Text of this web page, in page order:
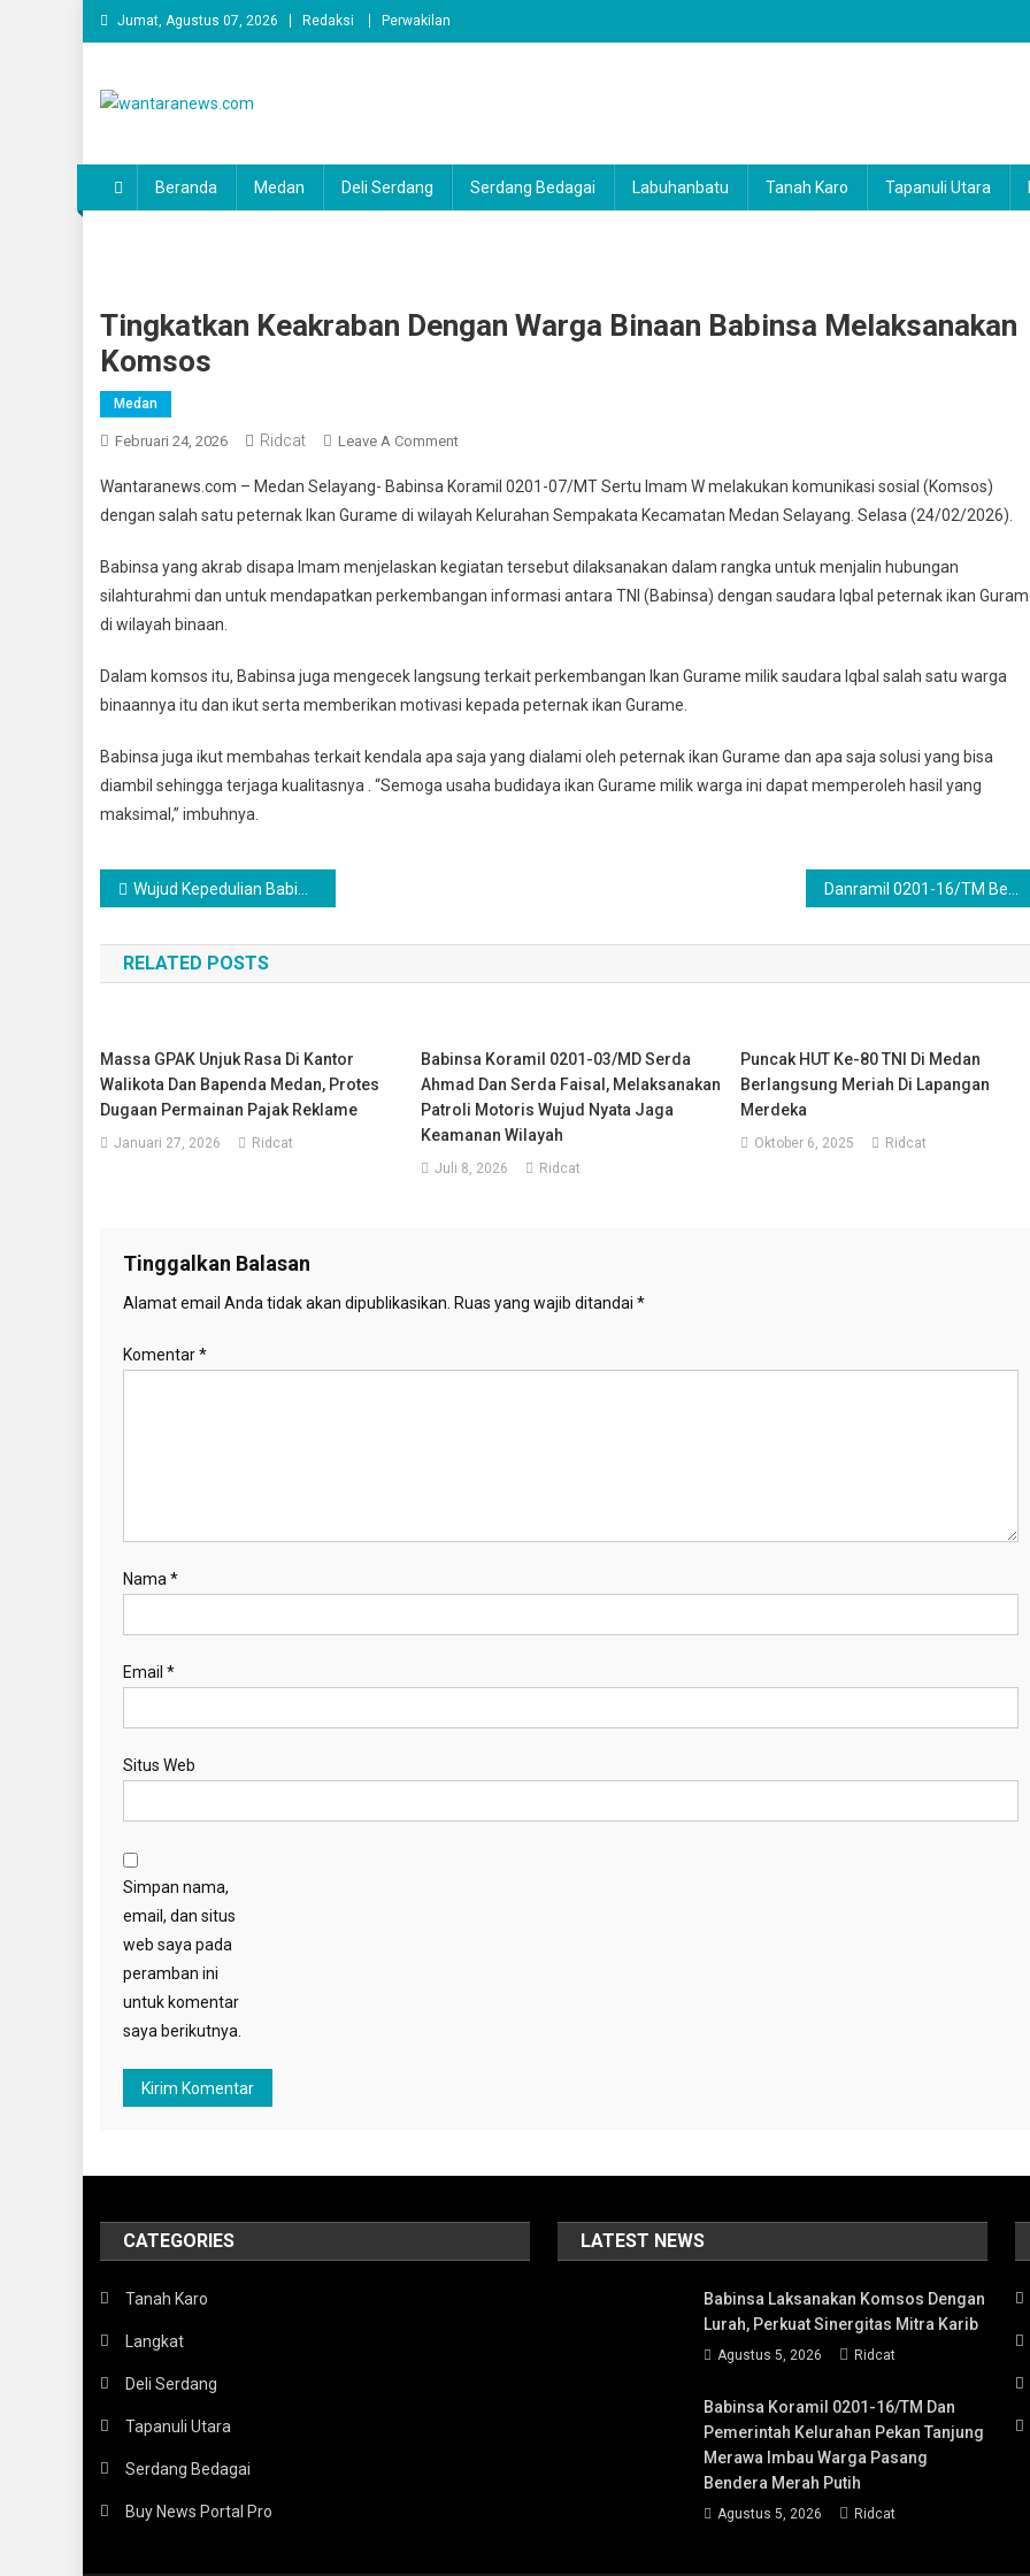
Skip
to
Jumat, Agustus 07, 2026 Redaksi Perwakilan
Beranda Medan Deli Serdang Serdang Bedagai Labuhanbatu Tanah Karo Tapanuli Utara
Tingkatkan Keakraban Dengan Warga Binaan Babinsa Melaksanakan
Komsos
Medan
Februari 24, 2026 Ridcat Leave A CommentOn
Keakraban
Dengan
Binaan
Babinsa
Wantaranews.com – Medan Selayang- Babinsa Koramil 0201-07/MT Sertu Imam W melakukan komunikasi sosial (Komsos)
dengan salah satu peternak Ikan Gurame di wilayah Kelurahan Sempakata Kecamatan Medan Selayang. Selasa (24/02/2026).
Babinsa yang akrab disapa Imam menjelaskan kegiatan tersebut dilaksanakan dalam rangka untuk menjalin hubungan
silahturahmi dan untuk mendapatkan perkembangan informasi antara TNI (Babinsa) dengan saudara Iqbal peternak ikan
di wilayah binaan.
Dalam komsos itu, Babinsa juga mengecek langsung terkait perkembangan Ikan Gurame milik saudara Iqbal salah satu warga
binaannya itu dan ikut serta memberikan motivasi kepada peternak ikan Gurame.
Babinsa juga ikut membahas terkait kendala apa saja yang dialami oleh peternak ikan Gurame dan apa saja solusi yang bisa
diambil sehingga terjaga kualitasnya . “Semoga usaha budidaya ikan Gurame milik warga ini dapat memperoleh hasil yang
maksimal,” imbuhnya.
Navigasi
pos
Wujud Kepedulian Babinsa Koramil 0201-14/PB Melayat Warga Yang Meninggal Dunia
RELATED POSTS
Massa GPAK Unjuk Rasa Di Kantor
Walikota Dan Bapenda Medan, Protes
Dugaan Permainan Pajak Reklame
Januari 27, 2026 Ridcat
Babinsa Koramil 0201-03/MD Serda
Ahmad Dan Serda Faisal, Melaksanakan
Patroli Motoris Wujud Nyata Jaga
Keamanan Wilayah
Juli 8, 2026 Ridcat
Puncak HUT Ke-80 TNI Di Medan
Berlangsung Meriah Di Lapangan
Merdeka
Oktober 6, 2025 Ridcat
Tinggalkan Balasan
Alamat email Anda tidak akan dipublikasikan. Ruas yang wajib ditandai *
Komentar*
Nama *
Email *
Situs Web
Simpan nama,
email, dan situs
web saya pada
peramban ini
untuk komentar
saya berikutnya.
CATEGORIES
Tanah Karo
Langkat
Deli Serdang
Tapanuli Utara
Serdang Bedagai
Buy News Portal Pro
LATEST NEWS
Babinsa Laksanakan Komsos Dengan
Lurah, Perkuat Sinergitas Mitra Karib
Agustus 5, 2026 Ridcat
Babinsa Koramil 0201-16/TM Dan
Pemerintah Kelurahan Pekan Tanjung
Merawa Imbau Warga Pasang
Bendera Merah Putih
Agustus 5, 2026 Ridcat